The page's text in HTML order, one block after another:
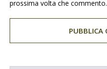
prossima volta che commento.